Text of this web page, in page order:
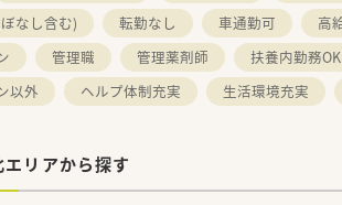
なし含む)
転勤なし 車通勤可 高
管理職 管理薬剤師 扶養内勤務OK
以外
ヘルプ体制充実 生活環境充実
リアから探す